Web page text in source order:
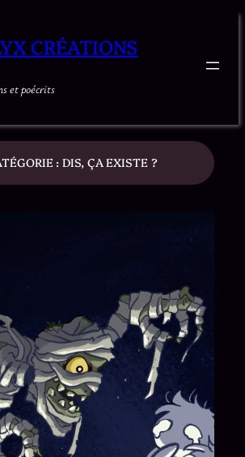
CRÉATIONS
et poécrits
:DIS, ÇA EXISTE ?